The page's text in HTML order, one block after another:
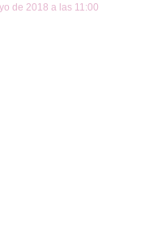
de 2018 a las 11:00